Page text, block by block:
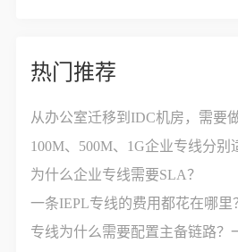
热门推荐
从办公室迁移到IDC机房，需要
100M、500M、1G企业专线分别
为什么企业专线需要SLA？
一条IEPL专线的费用都花在哪里
专线为什么需要配置主备链路？